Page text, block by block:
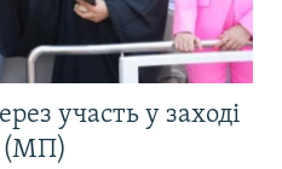
участь у заході
(МП)